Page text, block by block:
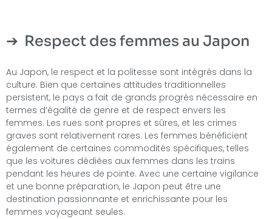
Respect des femmes au Japon
Au Japon, le respect et la politesse sont intégrés dans la
culture. Bien que certaines attitudes traditionnelles
persistent, le pays a fait de grands progrès nécessaire en
termes d’égalité de genre et de respect envers les
femmes. Les rues sont propres et sûres, et les crimes
graves sont relativement rares. Les femmes bénéficient
également de certaines commodités spécifiques, telles
que les voitures dédiées aux femmes dans les trains
pendant les heures de pointe. Avec une certaine vigilance
et une bonne préparation, le Japon peut être une
destination passionnante et enrichissante pour les
femmes voyageant seules.